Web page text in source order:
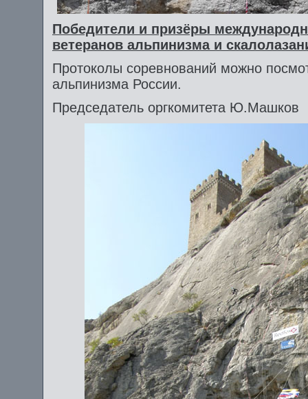
Победители и призёры
ветеранов альпинизма и
Протоколы соревнований можно
альпинизма России.
Председатель оргкомитета Ю.Машков